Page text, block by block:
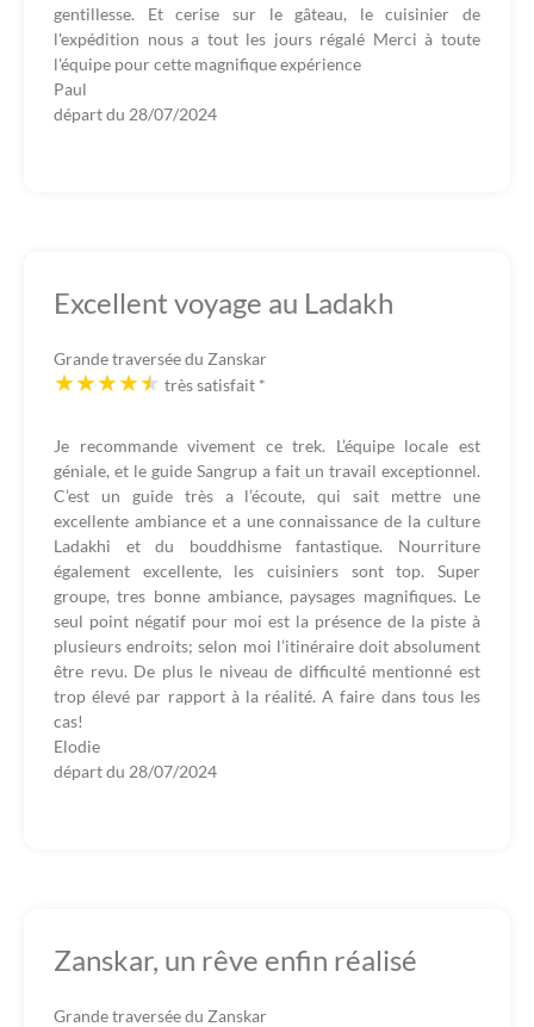
gentillesse. Et cerise sur le gâteau, le cuisinier de
l'expédition nous a tout les jours régalé Merci à toute
l'équipe pour cette magnifique expérience
Paul
départ du 28/07/2024
Excellent voyage au Ladakh
Grande traversée du Zanskar
très satisfait *
Je recommande vivement ce trek. L’équipe locale est
géniale, et le guide Sangrup a fait un travail exceptionnel.
C’est un guide très a l’écoute, qui sait mettre une
excellente ambiance et a une connaissance de la culture
Ladakhi et du bouddhisme fantastique. Nourriture
également excellente, les cuisiniers sont top. Super
groupe, tres bonne ambiance, paysages magnifiques. Le
seul point négatif pour moi est la présence de la piste à
plusieurs endroits; selon moi l’itinéraire doit absolument
être revu. De plus le niveau de difficulté mentionné est
trop élevé par rapport à la réalité. A faire dans tous les
cas!
Elodie
départ du 28/07/2024
Zanskar, un rêve enfin réalisé
Grande traversée du Zanskar